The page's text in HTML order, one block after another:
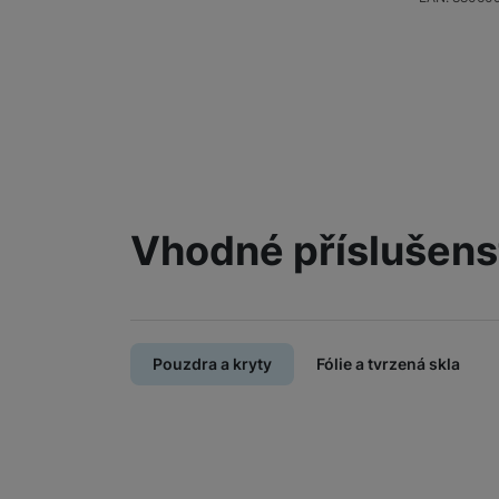
Vhodné
Pouzdra a kryty Fólie a tvrzená skla